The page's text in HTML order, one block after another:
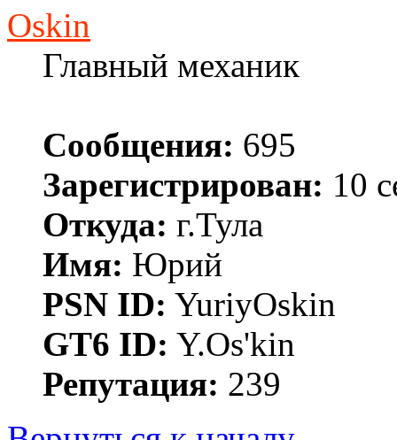
Oskin
Главный механик
Сообщения: 695
Зарегистрирован: 10
Откуда: г.Тула
Имя: Юрий
PSN ID: YuriyOskin
GT6 ID: Y.Os'kin
Репутация: 239